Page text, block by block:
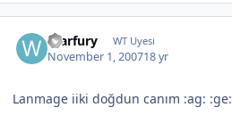
Warfury WT Uyesi
November 1, 200718 yr
Lanmage iiki doğdun canım :ag: :ge: